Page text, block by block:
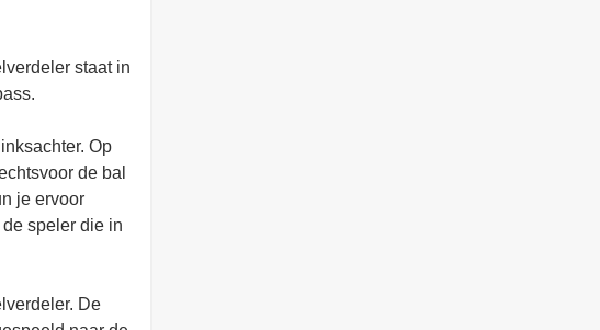
staat in
Op
de bal
je ervoor
speler die in
De